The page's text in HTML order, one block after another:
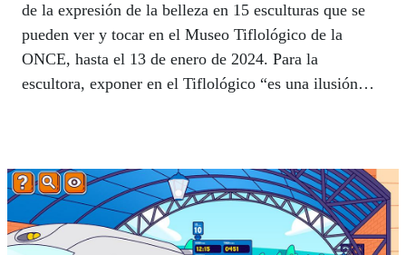
de la expresión de la belleza en 15 esculturas que se
pueden ver y tocar en el Museo Tiflológico de la
ONCE, hasta el 13 de enero de 2024. Para la
escultora, exponer en el Tiflológico “es una ilusión